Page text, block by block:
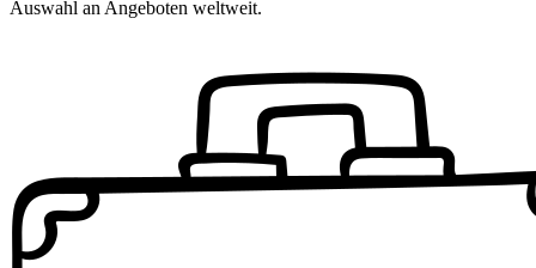
Auswahl an Angeboten weltweit.